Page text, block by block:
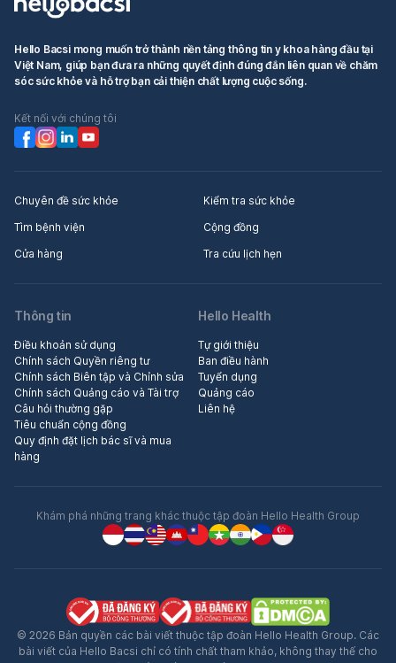
Hello Bacsi mong muốn trở thành nền tảng thông tin y khoa hàng đầu tại
Việt Nam, giúp bạn đưa ra những quyết định đúng đắn liên quan về chăm
sóc sức khỏe và hỗ trợ bạn cải thiện chất lượng cuộc sống.
Kết nối với chúng tôi
Chuyên đề sức khỏe
Kiểm tra sức khỏe
Tìm bệnh viện
Cộng đồng
Cửa hàng
Tra cứu lịch hẹn
Thông tin
Điều khoản sử dụng
Chính sách Quyền riêng tư
Chính sách Biên tập và Chỉnh sửa
Chính sách Quảng cáo và Tài trợ
Câu hỏi thường gặp
Tiêu chuẩn cộng đồng
Quy định đặt lịch bác sĩ và mua
hàng
Hello Health
Tự giới thiệu
Ban điều hành
Tuyển dụng
Quảng cáo
Liên hệ
Khám phá những trang khác thuộc tập đoàn Hello Health Group
© 2026 Bản quyền các bài viết thuộc tập đoàn Hello Health Group. Các
bài viết của Hello Bacsi chỉ có tính chất tham khảo, không thay thế cho